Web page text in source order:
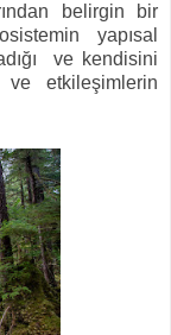
belirgin bir
yapısal
ve kendisini
etkileşimlerin